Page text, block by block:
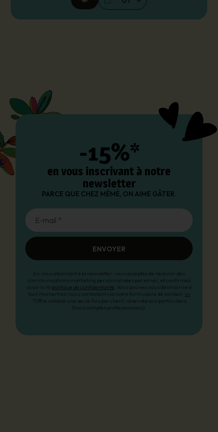
-15%*
en vous inscrivant à notre
newsletter
PARCE QUE CHEZ MÉMÉ, ON AIME GÂTER.
E-mail *
ENVOYER
En vous abonnant à la newsletter, vous acceptez de recevoir des
communications marketing personnalisées par email, et confirmez
avoir lu la politique de confidentialité . Vous pouvez vous désinscrire à
tout moment en nous contactant via notre formulaire de contact : ici
*Offre valable une seule fois par client, réservée aux particuliers
(hors comptes professionnels).